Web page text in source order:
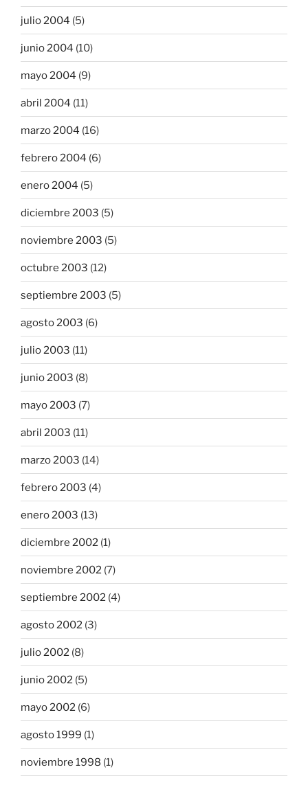
julio 2004 (5)
junio 2004 (10)
mayo 2004 (9)
abril 2004 (11)
marzo 2004 (16)
febrero 2004 (6)
enero 2004 (5)
diciembre 2003 (5)
noviembre 2003 (5)
octubre 2003 (12)
septiembre 2003 (5)
agosto 2003 (6)
julio 2003 (11)
junio 2003 (8)
mayo 2003 (7)
abril 2003 (11)
marzo 2003 (14)
febrero 2003 (4)
enero 2003 (13)
diciembre 2002 (1)
noviembre 2002 (7)
septiembre 2002 (4)
agosto 2002 (3)
julio 2002 (8)
junio 2002 (5)
mayo 2002 (6)
agosto 1999 (1)
noviembre 1998 (1)